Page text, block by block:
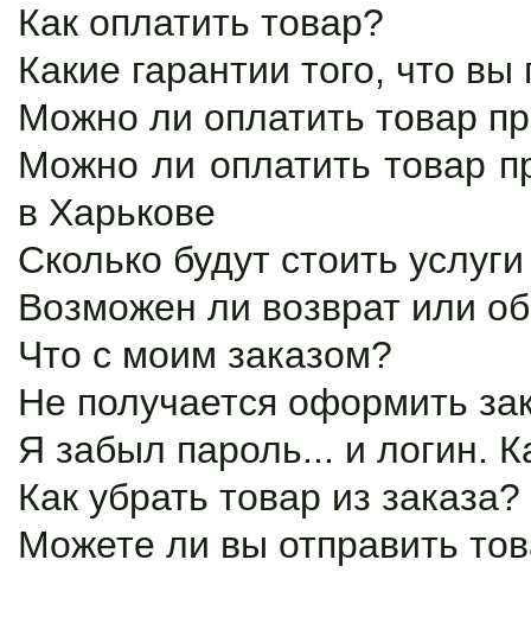
Как оплатить товар?
Какие гарантии того, что
Можно ли оплатить товар
Можно ли оплатить товар
в Харькове
Сколько будут стоить
Возможен ли возврат или
Что с моим заказом?
Не получается оформить
Я забыл пароль... и логин.
Как убрать товар из заказа?
Можете ли вы отправить